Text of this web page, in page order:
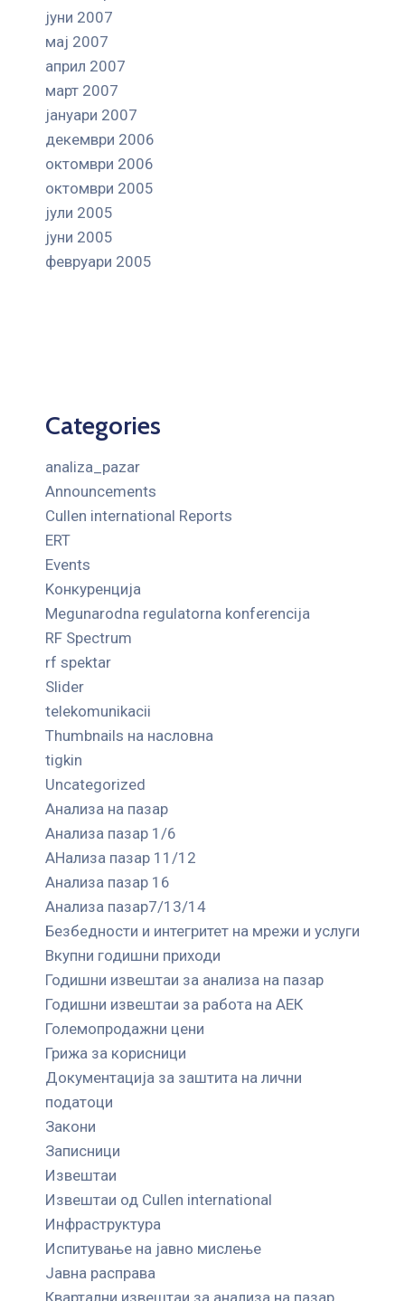
јуни 2007
мај 2007
април 2007
март 2007
јануари 2007
декември 2006
октомври 2006
октомври 2005
јули 2005
јуни 2005
февруари 2005
Categories
analiza_pazar
Announcements
Cullen international Reports
ERT
Events
Kонкуренција
Megunarodna regulatorna konferencija
RF Spectrum
rf spektar
Slider
telekomunikacii
Thumbnails на насловна
tigkin
Uncategorized
Анализа на пазар
Анализа пазар 1/6
АНализа пазар 11/12
Анализа пазар 16
Анализа пазар7/13/14
Безбедности и интегритет на мрежи и услуги
Вкупни годишни приходи
Годишни извештаи за анализа на пазар
Годишни извештаи за работа на АЕК
Големопродажни цени
Грижа за корисници
Документација за заштита на лични
податоци
Закони
Записници
Извештаи
Извештаи од Cullen international
Инфраструктура
Испитување на јавно мислење
Јавна расправа
Квартални извештаи за анализа на пазар